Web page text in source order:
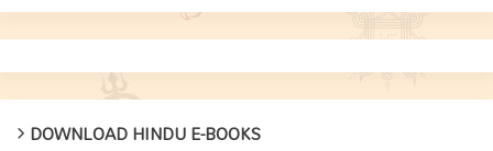
DOWNLOAD HINDU E-BOOKS